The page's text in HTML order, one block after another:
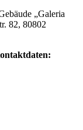
„Galeria
82, 80802